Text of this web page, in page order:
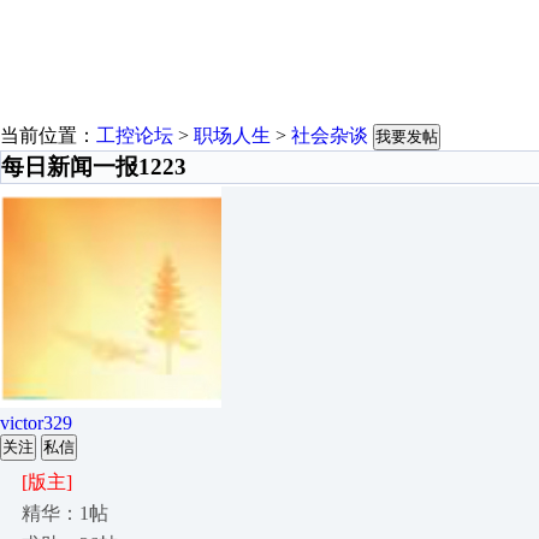
当前位置： 工控论坛 > 职场人生 > 社会杂谈 我要发帖
每日新闻一报1223
victor329
关注 私信
[版主]
精华：1帖